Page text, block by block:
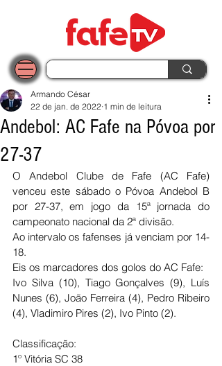
Andebol: AC Fafe na Póvoa por
27-37
Armando César
22 de jan. de 2022 1 min de leitura
O Andebol Clube de Fafe (AC Fafe)
venceu este sábado o Póvoa Andebol B
por 27-37, em jogo da 15ª jornada do
campeonato nacional da 2ª divisão.
Ao intervalo os fafenses já venciam por 14-
18.
Eis os marcadores dos golos do AC Fafe:
Ivo Silva (10), Tiago Gonçalves (9), Luís
Nunes (6), João Ferreira (4), Pedro Ribeiro
(4), Vladimiro Pires (2), Ivo Pinto (2).
Classificação:
1º Vitória SC 38